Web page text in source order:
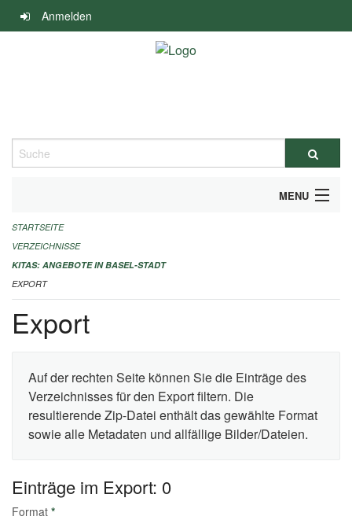
Navigation
überspringen
Anmelden
Suche
MENU
ALLGEMEINE INFORMATIONEN
IMPRESSUM
STARTSEITE
VERZEICHNISSE
KITAS: ANGEBOTE IN BASEL-STADT
EXPORT
Export
Auf der rechten Seite können Sie die Einträge des
Verzeichnisses für den Export filtern. Die
resultierende Zip-Datei enthält das gewählte Format
sowie alle Metadaten und allfällige Bilder/Dateien.
Einträge im Export: 0
Format *